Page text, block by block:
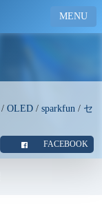
MENU
/ OLED / sparkfun / セ
FACEBOOK